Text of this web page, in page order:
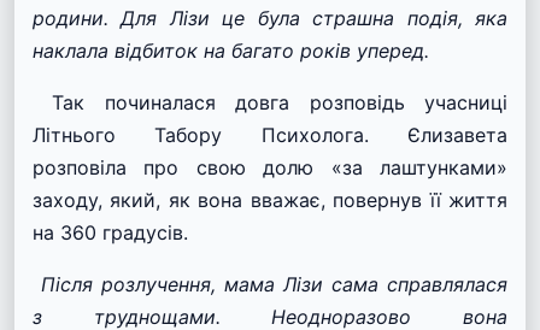
родини. Для Лізи це була страшна подія, яка
наклала відбиток на багато років уперед.
Так починалася довга розповідь учасниці
Літнього Табору Психолога. Єлизавета
розповіла про свою долю «за лаштунками»
заходу, який, як вона вважає, повернув її життя
на 360 градусів.
Після розлучення, мама Лізи сама справлялася
з труднощами. Неодноразово вона